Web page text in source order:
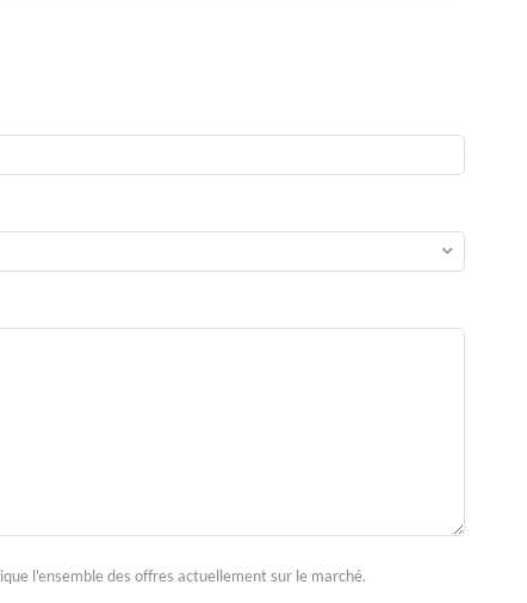
l'ensemble des offres actuellement sur le marché.